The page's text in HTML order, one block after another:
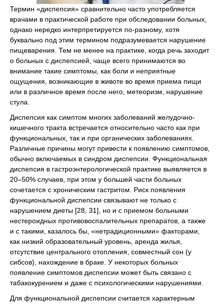
Термин «диспепсия» сравнительно часто употребляется
врачами в практической работе при обследовании больных,
однако нередко интерпретируется по-разному, хотя
буквально под этим термином подразумевается нарушение
пищеварения. Тем не менее на практике, когда речь заходит
о больных с диспепсией, чаще всего принимаются во
внимание такие симптомы, как боли и неприятные
ощущения, возникающие в животе во время приема пищи
или в различное время после него, метеоризм, нарушение
стула.
Диспепсия как симптом многих заболеваний желудочно-
кишечного тракта встречается относительно часто как при
функциональных, так и при органических заболеваниях.
Различные причины могут привести к появлению симптомов,
обычно включаемых в синдром диспепсии. Функциональная
диспепсия в гастроэнтерологической практике выявляется в
20–50% случаев, при этом у большей части больных
сочетается с хроническим гастритом. Риск появления
функциональной диспепсии связывают не только с
нарушением диеты [28, 31], но и с приемом больными
нестероидных противовоспалительных препаратов, а также
и с такими, казалось бы, «нетрадиционными» факторами,
как низкий образовательный уровень, аренда жилья,
отсутствие центрального отопления, совместный сон (у
сибсов), нахождение в браке. У некоторых больных
появление симптомов диспепсии может быть связано с
табакокурением и даже с психологическими нарушениями.
Для функциональной диспепсии считается характерным